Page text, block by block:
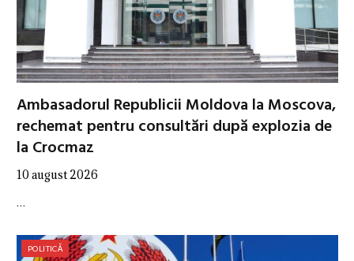
Ambasadorul Republicii Moldova la Moscova,
rechemat pentru consultări după explozia de
la Crocmaz
10 august 2026
…
POLITICĂ